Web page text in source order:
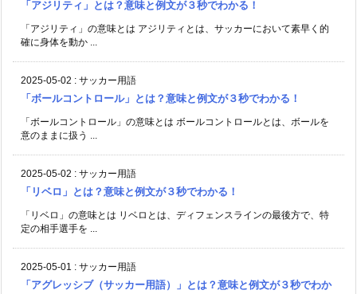
「アジリティ」とは？意味と例文が３秒でわかる！
「アジリティ」の意味とは アジリティとは、サッカーにおいて素早く的
確に身体を動か ...
2025-05-02 : サッカー用語
「ボールコントロール」とは？意味と例文が３秒でわかる！
「ボールコントロール」の意味とは ボールコントロールとは、ボールを
意のままに扱う ...
2025-05-02 : サッカー用語
「リベロ」とは？意味と例文が３秒でわかる！
「リベロ」の意味とは リベロとは、ディフェンスラインの最後方で、特
定の相手選手を ...
2025-05-01 : サッカー用語
「アグレッシブ（サッカー用語）」とは？意味と例文が３秒でわか